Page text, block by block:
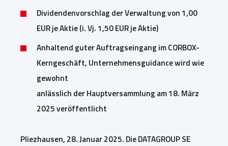
Dividendenvorschlag der Verwaltung von 1,00
EUR je Aktie (i. Vj. 1,50 EUR je Aktie)
Anhaltend guter Auftragseingang im CORBOX-
Kerngeschäft, Unternehmensguidance wird wie
gewohnt
anlässlich der Hauptversammlung am 18. März
2025 veröffentlicht
Pliezhausen, 28. Januar 2025. Die DATAGROUP SE